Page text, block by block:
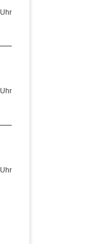
Uhr
Uhr
Uhr